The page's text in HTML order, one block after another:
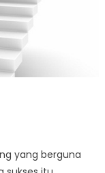
yang berguna